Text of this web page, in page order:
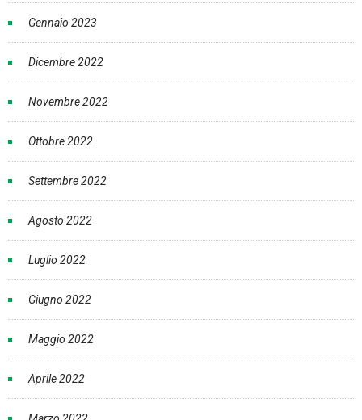
Gennaio 2023
Dicembre 2022
Novembre 2022
Ottobre 2022
Settembre 2022
Agosto 2022
Luglio 2022
Giugno 2022
Maggio 2022
Aprile 2022